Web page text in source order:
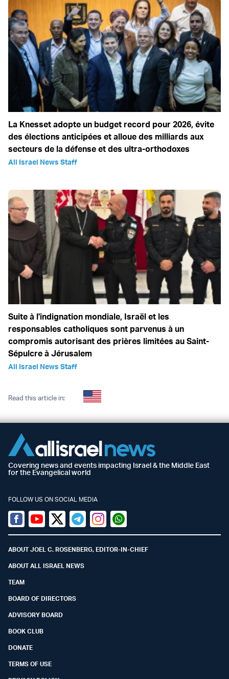
La Knesset adopte un budget record pour 2026, évite
des élections anticipées et alloue des milliards aux
secteurs de la défense et des ultra-orthodoxes
All Israel News Staff
Suite à l'indignation mondiale, Israël et les
responsables catholiques sont parvenus à un
compromis autorisant des prières limitées au Saint-
Sépulcre à Jérusalem
All Israel News Staff
Read this article in:
Covering news and events impacting Israel & the Middle East
for the Evangelical world
FOLLOW US ON SOCIAL MEDIA
Facebook
YoutubeTwitter (X)
TelegramInstagramWhatsapp
ABOUT JOEL C. ROSENBERG, EDITOR-IN-CHIEF
ABOUT ALL ISRAEL NEWS
TEAM
BOARD OF DIRECTORS
ADVISORY BOARD
BOOK CLUB
DONATE
TERMS OF USE